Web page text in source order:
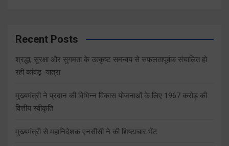
Recent Posts
श्रद्धा, सुरक्षा और सुगमता के उत्कृष्ट समन्वय से सफलतापूर्वक संचालित हो
रही कांवड़ यात्रा
मुख्यमंत्री ने प्रदान की विभिन्न विकास योजनाओं के लिए 1967 करोड़ की
वित्तीय स्वीकृति
मुख्यमंत्री से महानिदेशक एनसीसी ने की शिष्टाचार भेंट